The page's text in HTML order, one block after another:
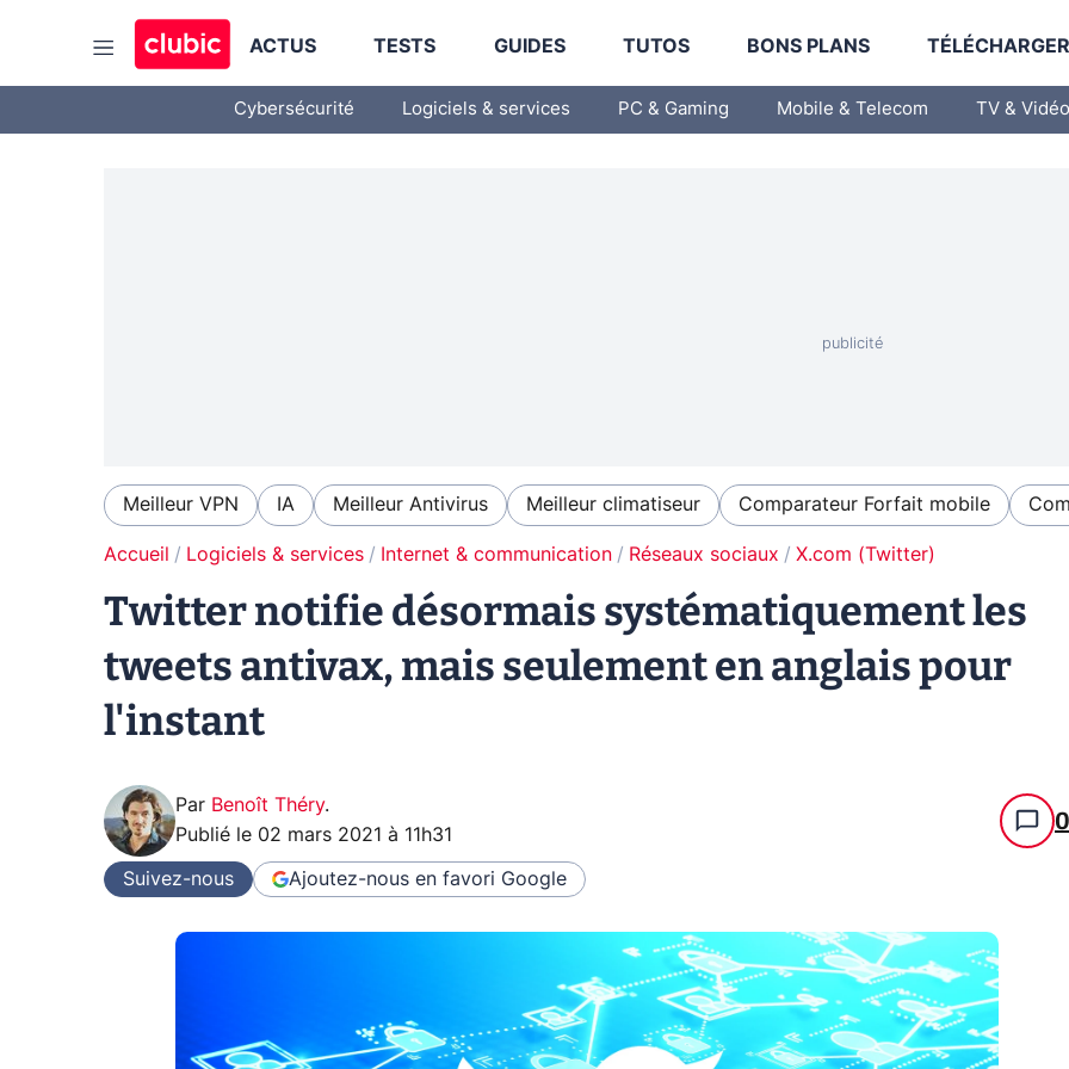
ACTUS TESTS GUIDES TUTOS BONS PLANS
Cybersécurité Logiciels & services PC & Gaming Mobile & Telecom TV & Vidéo
Meilleur VPN IA Meilleur Antivirus Meilleur climatiseur Comparateur Forfait mobile
Accueil Logiciels & services Internet & communication Réseaux sociaux X.com (Twitter)
Twitter notifie désormais systématiquement les
tweets antivax, mais seulement en anglais pour
l'instant
Par Benoît Théry.
Publié le 02 mars 2021 à 11h31 0
Suivez-nous Ajoutez-nous en favori Google